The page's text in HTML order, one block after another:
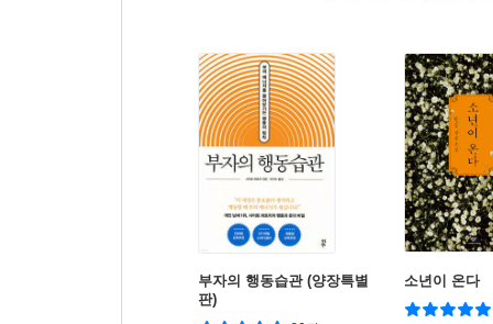
부자의 행동습관 (양장특별
판)
소년이 온다